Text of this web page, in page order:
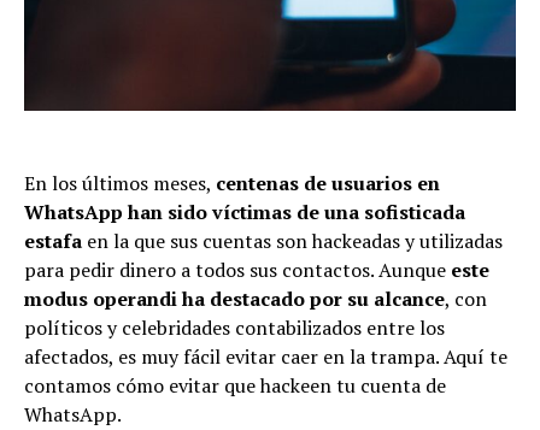
En los últimos meses, centenas de usuarios en
WhatsApp han sido víctimas de una sofisticada
estafa en la que sus cuentas son hackeadas y utilizadas
para pedir dinero a todos sus contactos. Aunque este
modus operandi ha destacado por su alcance, con
políticos y celebridades contabilizados entre los
afectados, es muy fácil evitar caer en la trampa. Aquí te
contamos cómo evitar que hackeen tu cuenta de
WhatsApp.